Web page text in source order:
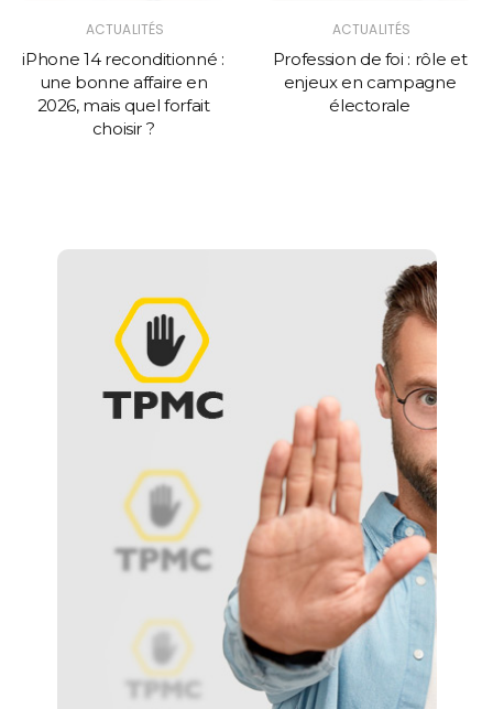
ACTUALITÉS
iPhone 14 reconditionné :
une bonne affaire en
2026, mais quel forfait
choisir ?
ACTUALITÉS
Profession de foi : rôle et
enjeux en campagne
électorale